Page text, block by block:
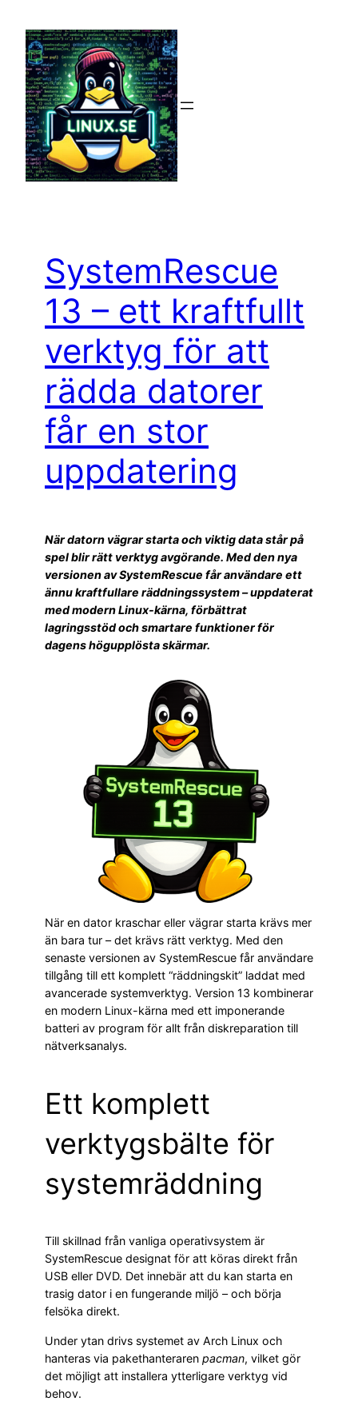
innehåll
SystemRescue
13 – ett kraftfullt
verktyg för att
rädda datorer
får en stor
uppdatering
När datorn vägrar starta och viktig data står på
spel blir rätt verktyg avgörande. Med den nya
versionen av SystemRescue får användare ett
ännu kraftfullare räddningssystem – uppdaterat
med modern Linux-kärna, förbättrat
lagringsstöd och smartare funktioner för
dagens högupplösta skärmar.
När en dator kraschar eller vägrar starta krävs mer
än bara tur – det krävs rätt verktyg. Med den
senaste versionen av SystemRescue får användare
tillgång till ett komplett “räddningskit” laddat med
avancerade systemverktyg. Version 13 kombinerar
en modern Linux-kärna med ett imponerande
batteri av program för allt från diskreparation till
nätverksanalys.
Ett komplett
verktygsbälte för
systemräddning
Till skillnad från vanliga operativsystem är
SystemRescue designat för att köras direkt från
USB eller DVD. Det innebär att du kan starta en
trasig dator i en fungerande miljö – och börja
felsöka direkt.
Under ytan drivs systemet av Arch Linux och
hanteras via pakethanteraren pacman, vilket gör
det möjligt att installera ytterligare verktyg vid
behov.